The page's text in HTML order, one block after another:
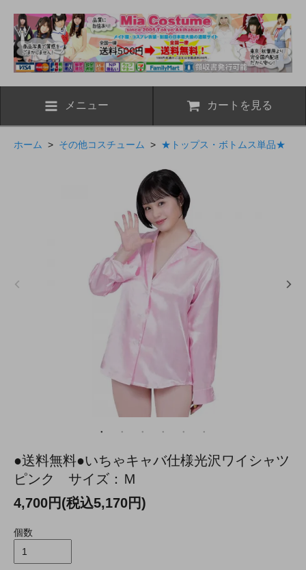
メニュー カートを見る
ホーム > その他コスチューム > ★トップス・ボトムス単品★
●送料無料●いちゃキャバ仕様光沢ワイシャツ
ピンク サイズ：Ｍ
4,700円(税込5,170円)
個数